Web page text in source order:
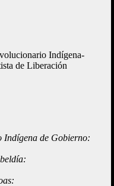
Indígena-
de Liberación
Indígena de Gobierno: